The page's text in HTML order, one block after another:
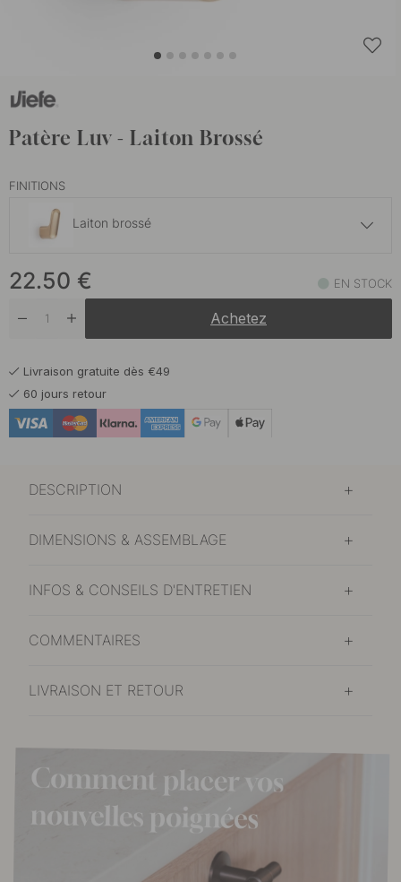
Patère Luv - Laiton Brossé
FINITIONS
Laiton brossé
Chêne En stock
En stock
22.50 € EN STOCK
Achetez
Livraison gratuite dès €49
60 jours retour
DESCRIPTION
DIMENSIONS & ASSEMBLAGE
INFOS & CONSEILS D'ENTRETIEN
COMMENTAIRES
LIVRAISON ET RETOUR